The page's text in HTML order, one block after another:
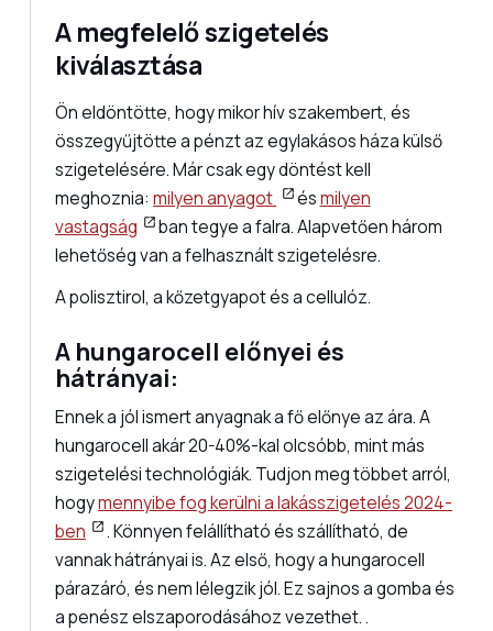
A megfelelő szigetelés
kiválasztása
Ön eldöntötte, hogy mikor hív szakembert, és
összegyűjtötte a pénzt az egylakásos háza külső
szigetelésére. Már csak egy döntést kell
meghoznia:milyen anyagot ésmilyen
vastagság
ban tegye a falra. Alapvetően három
lehetőség van a felhasznált szigetelésre.
A polisztirol, a kőzetgyapot és a cellulóz.
A hungarocell előnyei és
hátrányai:
Ennek a jól ismert anyagnak a fő előnye az ára. A
hungarocell akár 20-40%-kal olcsóbb, mint más
szigetelési technológiák. Tudjon meg többet arról,
hogymennyibe fog kerülni a lakásszigetelés 2024-
ben
. Könnyen felállítható és szállítható, de
vannak hátrányai is. Az első, hogy a hungarocell
párazáró, és nem lélegzik jól. Ez sajnos a gomba és
a penész elszaporodásához vezethet. .